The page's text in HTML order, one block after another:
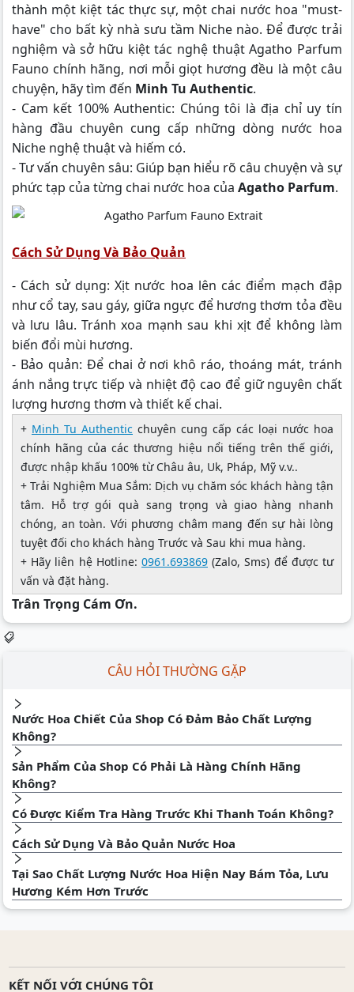
thành một kiệt tác thực sự, một chai nước hoa "must-
have" cho bất kỳ nhà sưu tầm Niche nào. Để được trải
nghiệm và sở hữu kiệt tác nghệ thuật Agatho Parfum
Fauno chính hãng, nơi mỗi giọt hương đều là một câu
chuyện, hãy tìm đến Minh Tu Authentic.
- Cam kết 100% Authentic: Chúng tôi là địa chỉ uy tín
hàng đầu chuyên cung cấp những dòng nước hoa
Niche nghệ thuật và hiếm có.
- Tư vấn chuyên sâu: Giúp bạn hiểu rõ câu chuyện và sự
phức tạp của từng chai nước hoa của Agatho Parfum.
Cách Sử Dụng Và Bảo Quản
- Cách sử dụng: Xịt nước hoa lên các điểm mạch đập
như cổ tay, sau gáy, giữa ngực để hương thơm tỏa đều
và lưu lâu. Tránh xoa mạnh sau khi xịt để không làm
biến đổi mùi hương.
- Bảo quản: Để chai ở nơi khô ráo, thoáng mát, tránh
ánh nắng trực tiếp và nhiệt độ cao để giữ nguyên chất
lượng hương thơm và thiết kế chai.
+ Minh Tu Authentic chuyên cung cấp các loại nước hoa
chính hãng của các thương hiệu nổi tiếng trên thế giới,
được nhập khấu 100% từ Châu âu, Uk, Pháp, Mỹ v.v..
+ Trải Nghiệm Mua Sắm: Dịch vụ chăm sóc khách hàng tận
tâm. Hỗ trợ gói quà sang trọng và giao hàng nhanh
chóng, an toàn. Với phương châm mang đến sự hài lòng
tuyệt đối cho khách hàng Trước và Sau khi mua hàng.
+ Hãy liên hệ Hotline: 0961.693869 (Zalo, Sms) để được tư
vấn và đặt hàng.
Trân Trọng Cám Ơn.
CÂU HỎI THƯỜNG GẶP
Nước Hoa Chiết Của Shop Có Đảm Bảo Chất Lượng
Không?
Sản Phẩm Của Shop Có Phải Là Hàng Chính Hãng
Không?
Có Được Kiểm Tra Hàng Trước Khi Thanh Toán Không?
Cách Sử Dụng Và Bảo Quản Nước Hoa
Tại Sao Chất Lượng Nước Hoa Hiện Nay Bám Tỏa, Lưu
Hương Kém Hơn Trước
KẾT NỐI VỚI CHÚNG TÔI